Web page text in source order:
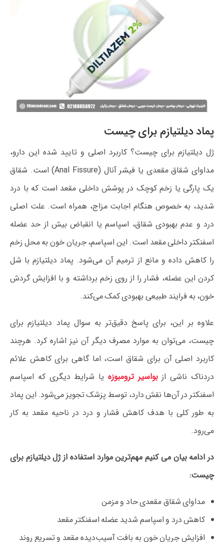
پماد دیلتیازم برای چیست
ژل دیلتیازم برای چیست؟ کاربرد اصلی و تایید شده این دارو،
مداوای شقاق مقعدی یا فیشر آنال (Anal Fissure) است. شقاق
یک پارگی یا زخم کوچک در پوشش داخلی مقعد است که با درد
شدید، به خصوص هنگام اجابت مزاج، همراه است. علت اصلی
درد و عدم بهبودی شقاق، اسپاسم یا انقباض بیش از حد عضله
اسفنکتر داخلی مقعد است. این اسپاسم، جریان خون به محل زخم
را کاهش داده و مانع از ترمیم آن می‌شود. پماد دیلتیازم با شل
کردن این عضله، فشار را از روی زخم برداشته و با افزایش گردش
خون، به فرایند طبیعی بهبودی کمک می‌کند.
علاوه بر این، برای پاسخ دقیق‌تر به سوال پماد دیلتیازم برای
چیست، می‌توان به موارد مصرف دیگر آن نیز اشاره کرد. هرچند
کاربرد اصلی آن برای شقاق است، اما گاهی برای کاهش علائم
دردناک ناشی ازبواسیر ترومبوزه یا شرایط دیگری که اسپاسم
اسفنکتر در آن‌ها نقش دارد، توسط پزشک تجویز می‌شود. این پماد
به طور کلی با هدف کاهش فشار و درد در ناحیه مقعد به کار
می‌رود.
در ادامه بیان می کنیم مهم‌ترین موارد استفاده از ژل دیلتیازم برای
چیست:
مداوای شقاق مقعدی حاد و مزمن
کاهش درد و اسپاسم شدید عضله اسفنکتر مقعد
افزایش جریان خون به بافت آسیب‌دیده مقعد و تسریع روند